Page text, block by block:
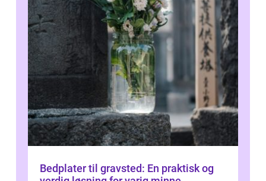
Bedplater til gravsted: En praktisk og